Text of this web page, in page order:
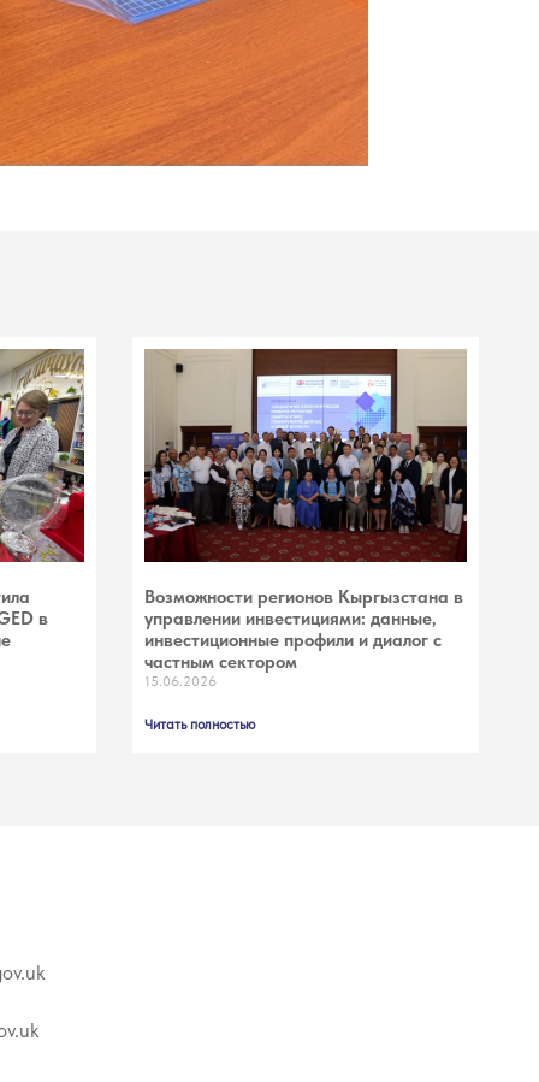
в
Возможности регионов Кыргызстана в
управлении инвестициями: данные,
инвестиционные профили и диалог с
частным сектором
15.06.2026
Читать полностью